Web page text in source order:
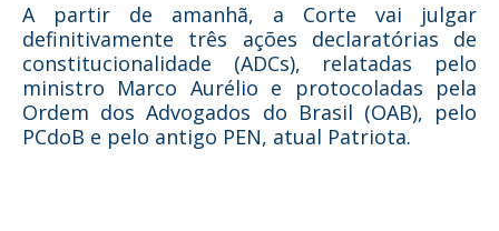
A partir de amanhã, a Corte vai julgar
definitivamente três ações declaratórias de
constitucionalidade (ADCs), relatadas pelo
ministro Marco Aurélio e protocoladas pela
Ordem dos Advogados do Brasil (OAB), pelo
PCdoB e pelo antigo PEN, atual Patriota.